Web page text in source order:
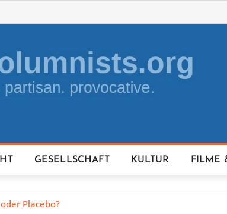
GESELLSCHAFT KULTUR FILME
Placebo?